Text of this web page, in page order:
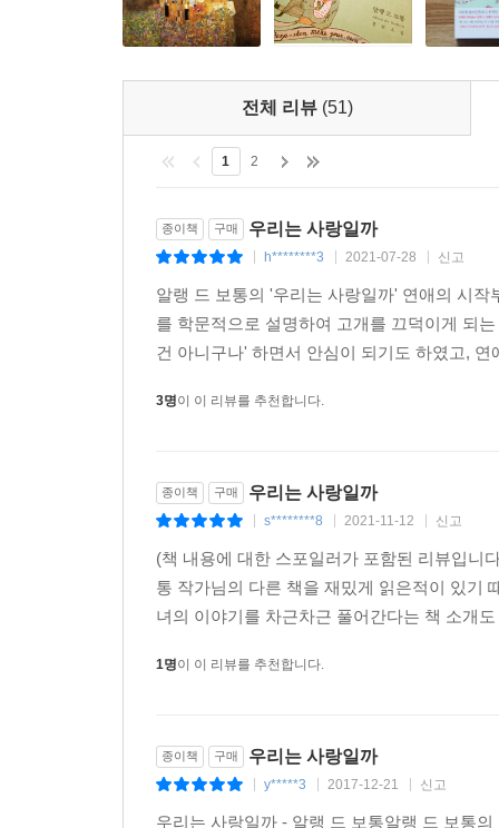
알랭 드 보통은 이 소설 속에서 앨리스를 ‘사랑의
입장에 공감하며 그녀의 사랑과 비극적이고도
오스카 와일드에 의하면, 예술이 생활을 모방하
말하려 했을까? 그것은 예술이 생활보다 나은 점
키스했는데, 토니의 입에서는 양파 수프 냄새가
이렇듯 말랑말랑한 러브스토리에 플라톤, 탈레
그리고 앤디 워홀의 예술적 의미가 어떻게 절묘
알랭 드 보통의 글이 지닌 매력 가운데 하나는 바
또한 그의 작품에서 찾아볼 수 있는 또 다른 매력
제목을 배제하고 ‘유쾌증’이니 ‘진실의 층위’
전문서를 펼쳐든 느낌이다. 하지만 제목이 주는
그러나 다른 무엇보다도 그의 작품이 주는 가
능력이다. 이 책은 마치 ‘올바른 사랑에 대한 관점
수많은 연애 경험을 통해 우리가 터득해온 모습과
이 책에 쏟아진 찬사
* 알랭 드 보통 소설의 재미는 줄거리에 있는 것
전체 리뷰 (51)
1 2
종이책 구매 우리는 사랑일까
h********3 2021-07-28 신고
알랭 드 보통의 '우리는 사랑일까' 연애의 시
를 학문적으로 설명하여 고개를 끄덕이게 되
건 아니구나' 하면서 안심이 되기도 하였고,
3명이 이 리뷰를 추천합니다.
종이책 구매 우리는 사랑일까
s********8 2021-11-12 신고
(책 내용에 대한 스포일러가 포함된 리뷰입니
통 작가님의 다른 책을 재밌게 읽은적이 있기
녀의 이야기를 차근차근 풀어간다는 책 소개
1명이 이 리뷰를 추천합니다.
종이책 구매 우리는 사랑일까
y*****3 2017-12-21 신고
우리는 사랑일까 - 알랭 드 보통알랭 드 보통